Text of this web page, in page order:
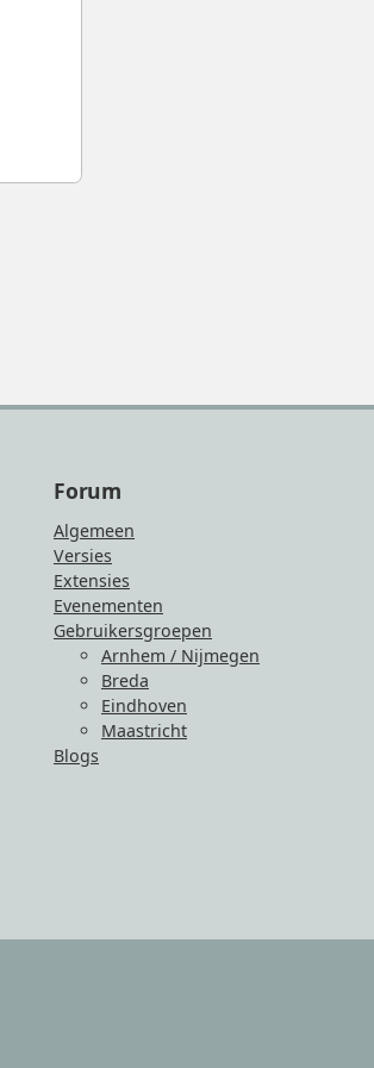
Forum
Algemeen
Versies
Extensies
Evenementen
Gebruikersgroepen
Arnhem / Nijmegen
Breda
Eindhoven
Maastricht
Blogs